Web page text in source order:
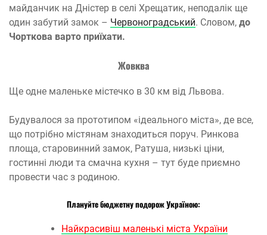
майданчик на Дністер в селі Хрещатик, неподалік ще
один забутий замок – Червоноградський. Словом, до
Чорткова варто приїхати.
Жовква
Ще одне маленьке містечко в 30 км від Львова.
Будувалося за прототипом «ідеального міста», де все,
що потрібно містянам знаходиться поруч. Ринкова
площа, старовинний замок, Ратуша, низькі ціни,
гостинні люди та смачна кухня – тут буде приємно
провести час з родиною.
Плануйте бюджетну подорож Україною:
Найкрасивіш маленькі міста України